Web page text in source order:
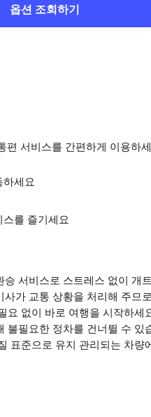
옵션 조회하기
서비스를 간편하게 이용하
세요
를 즐기세요
서비스로 스트레스 없이 개
가 교통 상황을 처리해 주므
요 없이 바로 여행을 시작하세
필요한 정차를 건너뛸 수 있
표준으로 유지 관리되는 차량